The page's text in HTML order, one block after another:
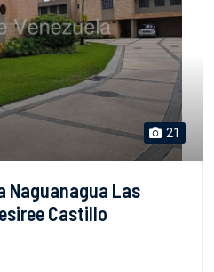
21
Naguanagua Las
Castillo